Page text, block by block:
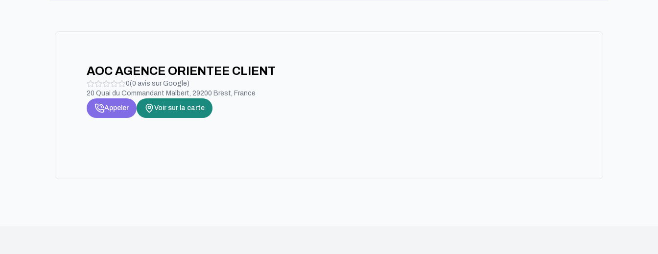
AOC AGENCE ORIENTEE CLIENT
0(0 avis sur Google)
20 Quai du Commandant Malbert, 29200 Brest, France
Appeler
Voir sur la carte